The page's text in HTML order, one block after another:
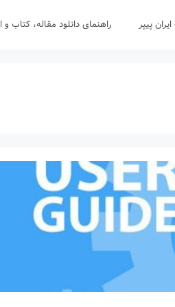
پیپر راهنمای دانلود مقاله، کتاب و